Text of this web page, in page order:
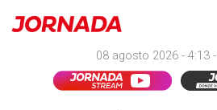
08 agosto 2026 - 4:13 -